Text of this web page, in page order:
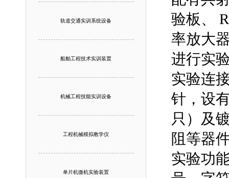
轨道交通实训系统设备
船舶工程技术实训装置
机械工程技能实训设备
工程机械模拟教学仪
单片机微机实验装置
验板、
率放大
进行实
实验连
针，设
只）及
阻等器
实验功